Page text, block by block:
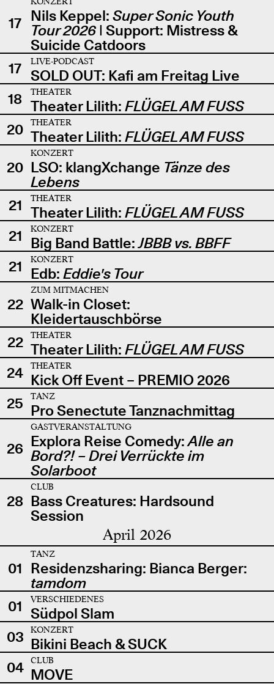
17 Nils Keppel: Super Sonic Youth
Tour 2026| Support: Mistress &
Suicide Catdoors
17
LIVE-PODCAST
SOLD OUT: Kafi am Freitag Live
18
THEATER
Theater Lilith: FLÜGEL AM FUSS
20
THEATER
Theater Lilith: FLÜGEL AM FUSS
20
KONZERT
LSO: klangXchange Tänze des
Lebens
21
THEATER
Theater Lilith: FLÜGEL AM FUSS
21
KONZERT
Big Band Battle:JBBB vs. BBFF
21
KONZERT
Edb: Eddie's Tour
22
ZUM MITMACHEN
Walk-in Closet:
Kleidertauschbörse
22
THEATER
Theater Lilith: FLÜGEL AM FUSS
24
THEATER
Kick Off Event – PREMIO 2026
25
TANZ
Pro Senectute Tanznachmittag
26
GASTVERANSTALTUNG
Explora Reise Comedy:Alle an
Bord?! – Drei Verrückte im
Solarboot
28
CLUB
Bass Creatures: Hardsound
Session
April 2026
01
TANZ
Residenzsharing: Bianca Berger:
tamdom
01
VERSCHIEDENES
Südpol Slam
03
KONZERT
Bikini Beach & SUCK
04
CLUB
MOVE